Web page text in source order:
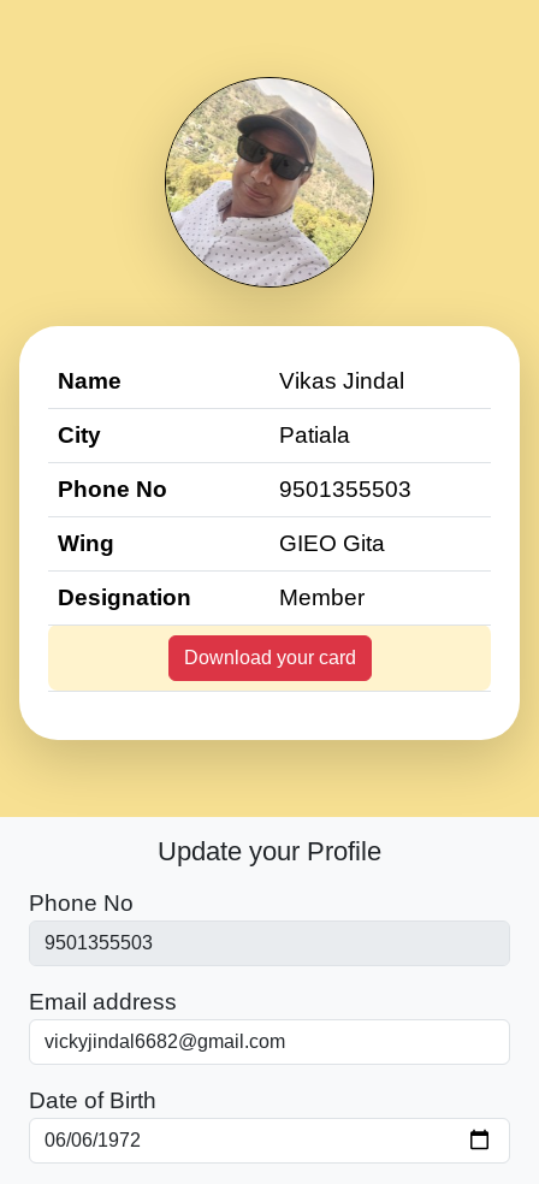
Name Vikas Jindal
City Patiala
Phone No 9501355503
Wing GIEO Gita
Designation Member
Download your card
Update your Profile
Phone No
Email address
Date of Birth